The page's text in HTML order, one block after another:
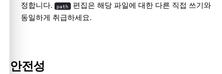
정합니다.
path
편집은 해당 파일에 대한 다른 직접 쓰기와
동일하게 취급하세요.
안전성